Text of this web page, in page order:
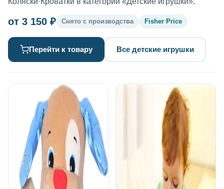
от 3 150 ₽ Снято с производства Fisher Price
Перейти к товару Все детские игрушки